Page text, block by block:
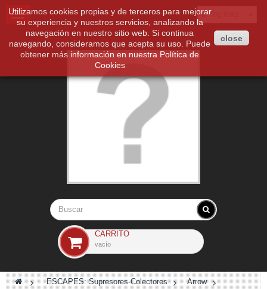
Utilizamos cookies propias y de terceros para mejorar
su experiencia y nuestros servicios, analizando la
navegación en nuestro sitio web. Si continua
navegando, consideramos que acepta su uso. Puede
obtener más información en nuestra Política de
Cookies
close
Toggle
navigation
Top links
CARRITO
vacío
> ESCAPES: Supresores-Colectores >
Arrow